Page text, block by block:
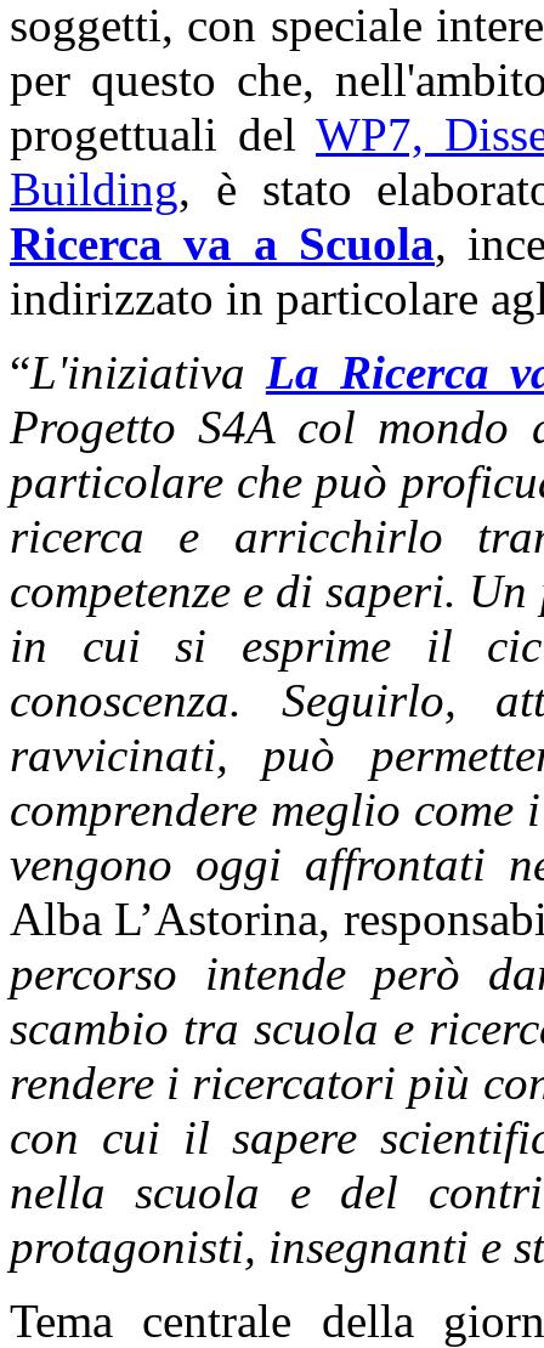
soggetti, con speciale
per questo che,
progettuali del WP7,
Building, è stato
Ricerca va a Scuola,
indirizzato in particolare
“L'iniziativa La Ricerca
Progetto S4A col mondo
particolare che può
ricerca e arricchirlo
competenze e di saperi.
in cui si esprime il
conoscenza. Seguirlo,
ravvicinati, può
comprendere meglio
vengono oggi affrontati
Alba L’Astorina,
percorso intende però
scambio tra scuola e
rendere i ricercatori più
con cui il sapere
nella scuola e del
protagonisti, insegnanti e
Tema centrale della